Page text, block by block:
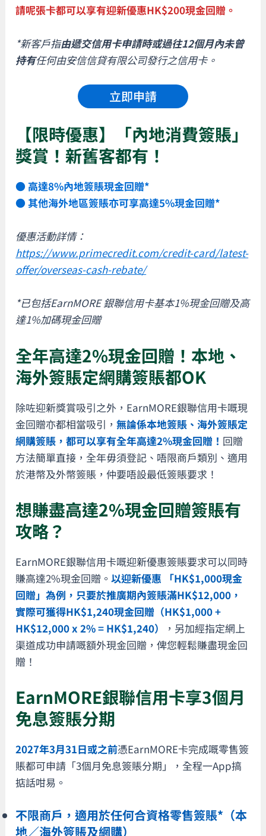
請呢張卡都可以享有迎新優惠HK$200現金回贈。
*新客戶指由遞交信用卡申請時或過往12個月內未曾
持有任何由安信信貸有限公司發行之信用卡。
立即申請
【限時優惠】「內地消費簽賬」
獎賞！新舊客都有！
● 高達8%內地簽賬現金回贈*
● 其他海外地區簽賬亦可享高達5%現金回贈*
優惠活動詳情：
https://www.primecredit.com/credit-card/latest-
offer/overseas-cash-rebate/
*已包括EarnMORE 銀聯信用卡基本1%現金回贈及高
達1%加碼現金回贈
全年高達2%現金回贈！本地、
海外簽賬定網購簽賬都OK
除咗迎新獎賞吸引之外，EarnMORE銀聯信用卡嘅現
金回贈亦都相當吸引，無論係本地簽賬、海外簽賬定
網購簽賬，都可以享有全年高達2%現金回贈！ 回贈
方法簡單直接，全年毋須登記、唔限商戶類別、適用
於港幣及外幣簽賬，仲要唔設最低簽賬要求！
想賺盡高達2%現金回贈簽賬有
攻略？
EarnMORE銀聯信用卡嘅迎新優惠簽賬要求可以同時
賺高達2%現金回贈。以迎新優惠 「HK$1,000現金
回贈」為例，只要於推廣期內簽賬滿HK$12,000，
實際可獲得HK$1,240現金回贈（HK$1,000 +
HK$12,000 x 2% = HK$1,240）
，另加經指定網上
渠道成功申請嘅額外現金回贈，俾您輕鬆賺盡現金回
贈！
EarnMORE銀聯信用卡享3個月
免息簽賬分期
2027年3月31日或之前憑EarnMORE卡完成嘅零售簽
賬都可申請「3個月免息簽賬分期」，全程一App搞
掂話咁易。
不限商戶，適用於任何合資格零售簽賬*（本
地／海外簽賬及網購）